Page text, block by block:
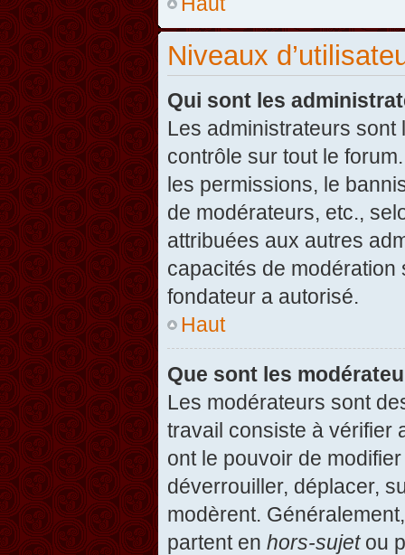
Niveaux
Qui sont les
Les administrateurs
contrôle sur tout le
les permissions, le
de modérateurs, etc.,
attribuées aux autres
capacités de modération
fondateur a autorisé.
Haut
Que sont les
Les modérateurs sont
travail consiste à vérifier
ont le pouvoir de
déverrouiller, déplacer,
modèrent.
partent en hors-sujetou